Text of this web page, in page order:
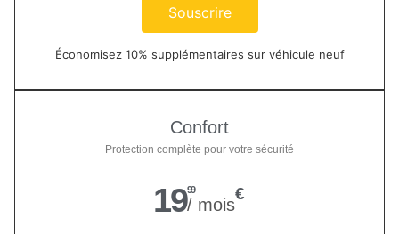
Souscrire
Économisez 10% supplémentaires sur véhicule neuf
Confort
Protection complète pour votre sécurité
1999
/ mois
€